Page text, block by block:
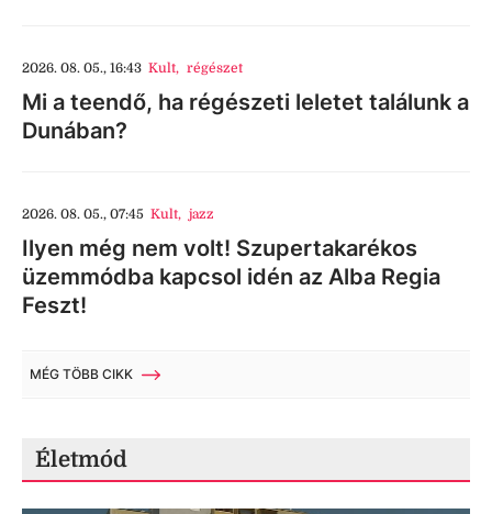
2026. 08. 05., 16:43 Kult, régészet
Mi a teendő, ha régészeti leletet találunk a
Dunában?
2026. 08. 05., 07:45 Kult, jazz
Ilyen még nem volt! Szupertakarékos
üzemmódba kapcsol idén az Alba Regia
Feszt!
MÉG TÖBB CIKK
Életmód